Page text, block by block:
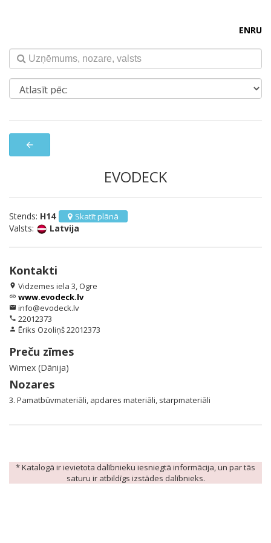
ENRU
arrow_back
EVODECK
Stends: H14 Skatīt plānā
Valsts: Latvija
Kontakti
location_on Vidzemes iela 3, Ogre
link www.evodeck.lv
email info@evodeck.lv
phone 22012373
person Ēriks Ozoliņš 22012373
Preču zīmes
Wimex (Dānija)
Nozares
3. Pamatbūvmateriāli, apdares materiāli, starpmateriāli
* Katalogā ir ievietota dalībnieku iesniegtā informācija, un par tās
saturu ir atbildīgs izstādes dalībnieks.